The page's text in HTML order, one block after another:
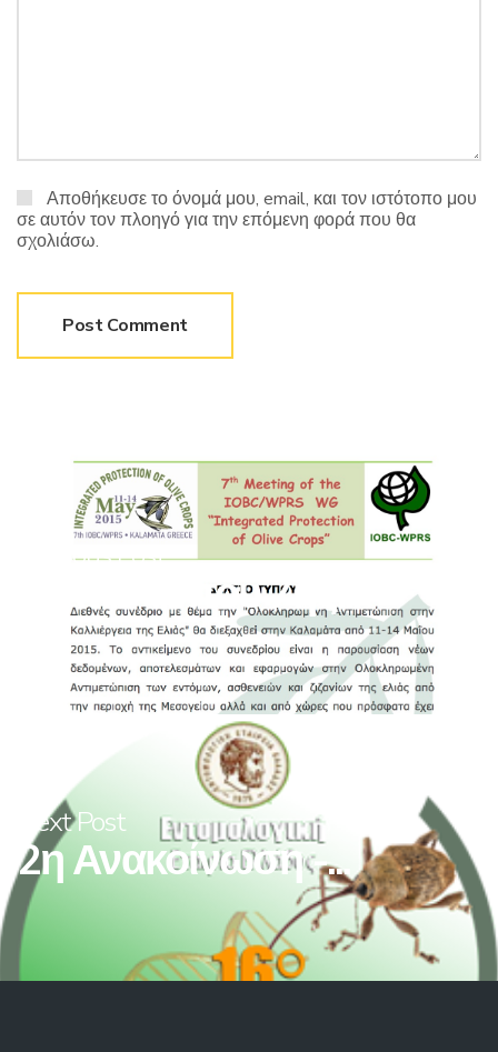
Αποθήκευσε το όνομά μου, email, και τον ιστότοπο μου
σε αυτόν τον πλοηγό για την επόμενη φορά που θα
σχολιάσω.
Previous Post
Δελτίο Τύπου 7ης...
Next Post
2η Ανακοίνωση -...